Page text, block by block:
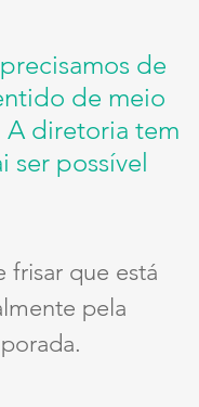
de
de meio
A diretoria tem
ser possível
que está
pela